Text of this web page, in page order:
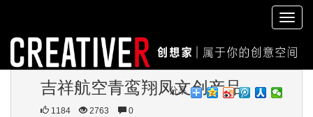
切
换
航
吉祥航空青鸾翔凤文创产品
1184 2763
0
分享